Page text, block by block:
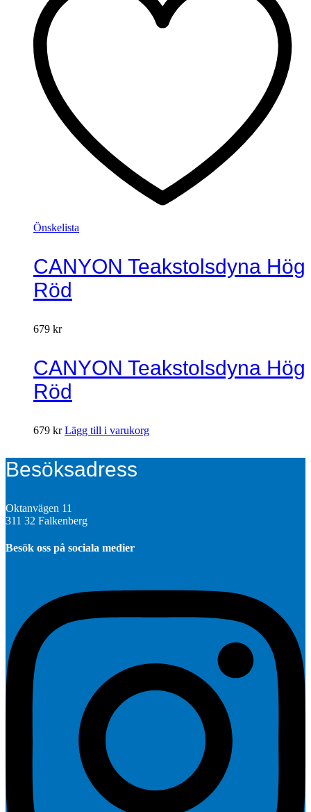
Önskelista
CANYON Teakstolsdyna Hög
Röd
679 kr
CANYON Teakstolsdyna Hög
Röd
679 kr Lägg till i varukorg
Besöksadress
Oktanvägen 11
311 32 Falkenberg
Besök oss på sociala medier